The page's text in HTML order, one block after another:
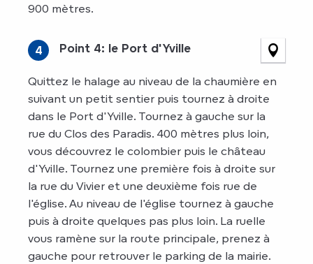
900 mètres.
4 Point 4: le Port d'Yville
Quittez le halage au niveau de la chaumière en
suivant un petit sentier puis tournez à droite
dans le Port d'Yville. Tournez à gauche sur la
rue du Clos des Paradis. 400 mètres plus loin,
vous découvrez le colombier puis le château
d'Yville. Tournez une première fois à droite sur
la rue du Vivier et une deuxième fois rue de
l'église. Au niveau de l'église tournez à gauche
puis à droite quelques pas plus loin. La ruelle
vous ramène sur la route principale, prenez à
gauche pour retrouver le parking de la mairie.